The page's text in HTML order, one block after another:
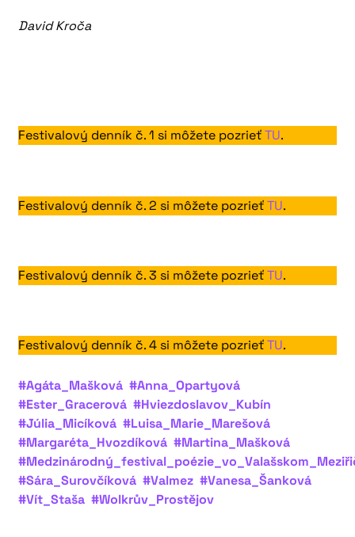
David Kroča
Festivalový denník č. 1 si môžete pozrieťTU.
Festivalový denník č. 2 si môžete pozrieťTU.
Festivalový denník č. 3 si môžete pozrieťTU.
Festivalový denník č. 4 si môžete pozrieťTU.
#Agáta_Mašková #Anna_Opartyová
#Ester_Gracerová #Hviezdoslavov_Kubín
#Júlia_Micíková #Luisa_Marie_Marešová
#Margaréta_Hvozdíková #Martina_Mašková
#Sára_Surovčíková #Valmez #Vanesa_Šanková
#Vít_Staša #Wolkrův_Prostějov